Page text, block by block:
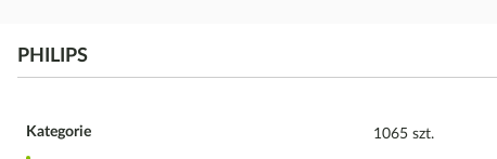
PHILIPS
1065 szt.
Kategorie